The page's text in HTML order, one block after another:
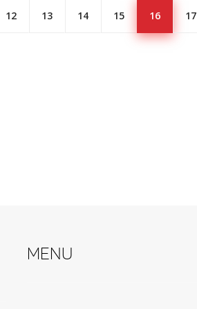
12 13 14 15 16 17
Menu